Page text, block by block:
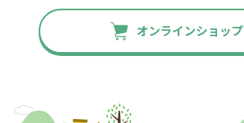
オンラインショップ